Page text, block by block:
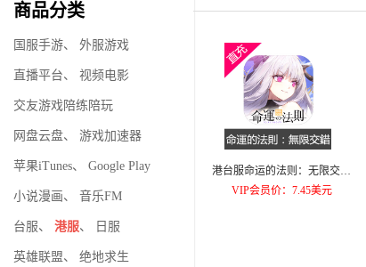
商品分类
国服手游、 外服游戏
直播平台、 视频电影
交友游戏陪练陪玩
网盘云盘、 游戏加速器
苹果iTunes、 Google Play
小说漫画、 音乐FM
台服、 港服、 日服
英雄联盟、 绝地求生
港台服命运的法则：无限交錯
月卡A
VIP会员价：7.45美元